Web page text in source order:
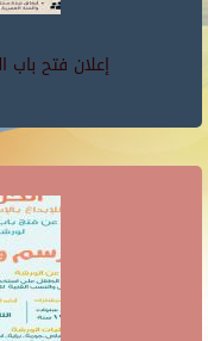
إعلان فتح باب